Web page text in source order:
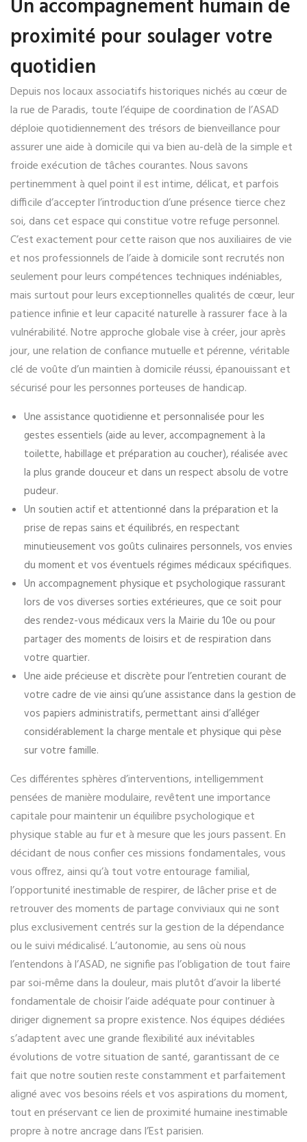
Un accompagnement humain de
proximité pour soulager votre
quotidien
Depuis nos locaux associatifs historiques nichés au cœur de
la rue de Paradis, toute l’équipe de coordination de l’ASAD
déploie quotidiennement des trésors de bienveillance pour
assurer une aide à domicile qui va bien au-delà de la simple et
froide exécution de tâches courantes. Nous savons
pertinemment à quel point il est intime, délicat, et parfois
difficile d’accepter l’introduction d’une présence tierce chez
soi, dans cet espace qui constitue votre refuge personnel.
C’est exactement pour cette raison que nos auxiliaires de vie
et nos professionnels de l’aide à domicile sont recrutés non
seulement pour leurs compétences techniques indéniables,
mais surtout pour leurs exceptionnelles qualités de cœur, leur
patience infinie et leur capacité naturelle à rassurer face à la
vulnérabilité. Notre approche globale vise à créer, jour après
jour, une relation de confiance mutuelle et pérenne, véritable
clé de voûte d’un maintien à domicile réussi, épanouissant et
sécurisé pour les personnes porteuses de handicap.
Une assistance quotidienne et personnalisée pour les
gestes essentiels (aide au lever, accompagnement à la
toilette, habillage et préparation au coucher), réalisée avec
la plus grande douceur et dans un respect absolu de votre
pudeur.
Un soutien actif et attentionné dans la préparation et la
prise de repas sains et équilibrés, en respectant
minutieusement vos goûts culinaires personnels, vos envies
du moment et vos éventuels régimes médicaux spécifiques.
Un accompagnement physique et psychologique rassurant
lors de vos diverses sorties extérieures, que ce soit pour
des rendez-vous médicaux vers la Mairie du 10e ou pour
partager des moments de loisirs et de respiration dans
votre quartier.
Une aide précieuse et discrète pour l’entretien courant de
votre cadre de vie ainsi qu’une assistance dans la gestion de
vos papiers administratifs, permettant ainsi d’alléger
considérablement la charge mentale et physique qui pèse
sur votre famille.
Ces différentes sphères d’interventions, intelligemment
pensées de manière modulaire, revêtent une importance
capitale pour maintenir un équilibre psychologique et
physique stable au fur et à mesure que les jours passent. En
décidant de nous confier ces missions fondamentales, vous
vous offrez, ainsi qu’à tout votre entourage familial,
l’opportunité inestimable de respirer, de lâcher prise et de
retrouver des moments de partage conviviaux qui ne sont
plus exclusivement centrés sur la gestion de la dépendance
ou le suivi médicalisé. L’autonomie, au sens où nous
l’entendons à l’ASAD, ne signifie pas l’obligation de tout faire
par soi-même dans la douleur, mais plutôt d’avoir la liberté
fondamentale de choisir l’aide adéquate pour continuer à
diriger dignement sa propre existence. Nos équipes dédiées
s’adaptent avec une grande flexibilité aux inévitables
évolutions de votre situation de santé, garantissant de ce
fait que notre soutien reste constamment et parfaitement
aligné avec vos besoins réels et vos aspirations du moment,
tout en préservant ce lien de proximité humaine inestimable
propre à notre ancrage dans l’Est parisien.